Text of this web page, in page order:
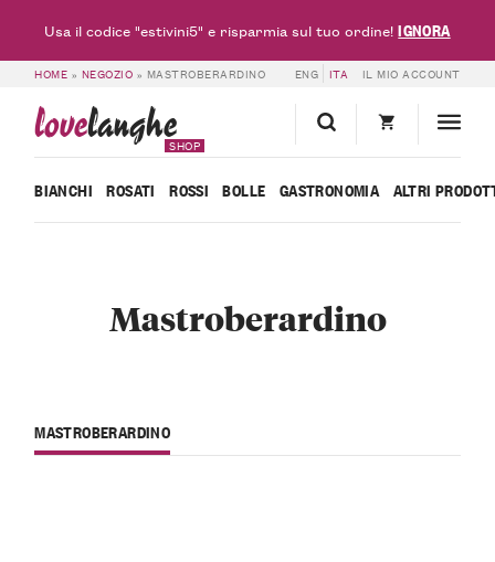
HOME » NEGOZIO » MASTROBERARDINO ENG ITA IL MIO ACCOUNT
lovelanghe
SHOP
BIANCHI ROSATI ROSSI BOLLE GASTRONOMIA ALTRI
Mastroberardino
MASTROBERARDINO
Usa il codice "estivini5" e risparmia sul tuo ordine!IGNORA